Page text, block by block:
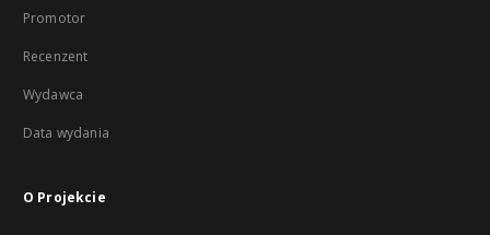
Promotor
Recenzent
Wydawca
Data wydania
O Projekcie